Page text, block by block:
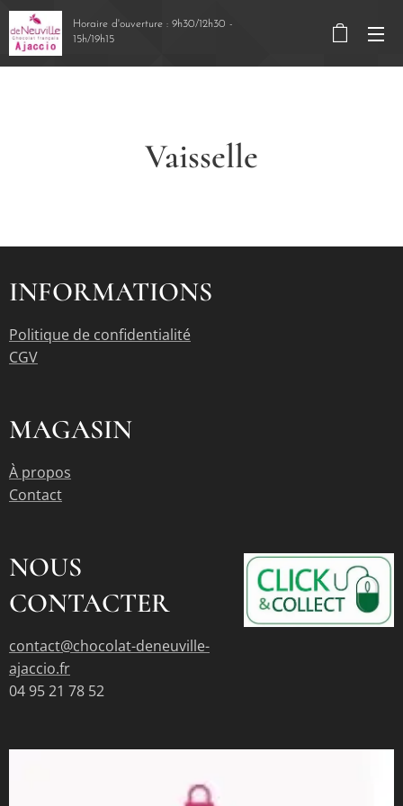
Horaire d'ouverture : 9h30/12h30 -
15h/19h15
Vaisselle
INFORMATIONS
Politique de confidentialité
CGV
MAGASIN
À propos
Contact
NOUS
CONTACTER
contact@chocolat-deneuville-
ajaccio.fr
04 95 21 78 52